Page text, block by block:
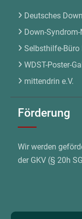
Deutsches
Down-
Selbsthilfe-Büro
WDST-Poster-
mittendrin e.V.
Förderung
Wir werden
der GKV (§ 20h